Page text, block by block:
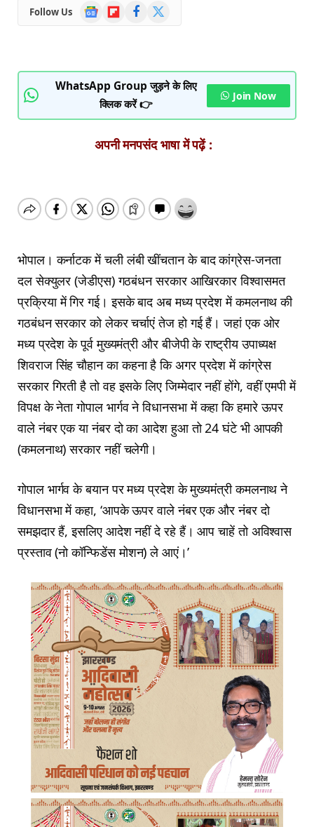
Follow Us
Google
News
FlipboardFacebook
WhatsApp Group जुड़ने के लिए
क्लिक करें 👉
Join Now
अपनी मनपसंद भाषा में पढ़ें :
भोपाल। कर्नाटक में चली लंबी खींचतान के बाद कांग्रेस-जनता
दल सेक्युलर (जेडीएस) गठबंधन सरकार आखिरकार विश्वासमत
प्रक्रिया में गिर गई। इसके बाद अब मध्य प्रदेश में कमलनाथ की
गठबंधन सरकार को लेकर चर्चाएं तेज हो गई हैं। जहां एक ओर
मध्य प्रदेश के पूर्व मुख्यमंत्री और बीजेपी के राष्ट्रीय उपाध्यक्ष
शिवराज सिंह चौहान का कहना है कि अगर प्रदेश में कांग्रेस
सरकार गिरती है तो वह इसके लिए जिम्मेदार नहीं होंगे, वहीं एमपी में
विपक्ष के नेता गोपाल भार्गव ने विधानसभा में कहा कि हमारे ऊपर
वाले नंबर एक या नंबर दो का आदेश हुआ तो 24 घंटे भी आपकी
(कमलनाथ) सरकार नहीं चलेगी।
गोपाल भार्गव के बयान पर मध्य प्रदेश के मुख्यमंत्री कमलनाथ ने
विधानसभा में कहा, ‘आपके ऊपर वाले नंबर एक और नंबर दो
समझदार हैं, इसलिए आदेश नहीं दे रहे हैं। आप चाहें तो अविश्वास
प्रस्ताव (नो कॉन्फिडेंस मोशन) ले आएं।’